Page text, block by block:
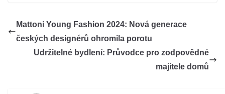
Mattoni Young Fashion 2024: Nová generace
českých designérů ohromila porotu
Udržitelné bydlení: Průvodce pro zodpovědné
majitele domů